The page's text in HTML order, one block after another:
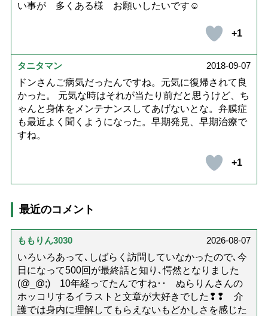
い事が 多くある様 お願いしたいです☺️
+1
タニタマン
2018-09-07
ドンさんご病気だったんですね。元気に復帰されて良
かった。 元気な時はそれが当たり前だと思うけど、ち
ゃんと身体をメンテナンスしてあげないとな。弁膜症
も最近よく聞くようになった。早期発見、早期治療で
すね。
+1
最近のコメント
ももりん3030
2026-08-07
いろいろあって､しばらく訪問していなかったので､今
日になって500回が最終話と知り､愕然となりました
(@_@;) 10年経ってたんですね･･ ぬらりんさんの
ホッコリするイラストと文章が大好きでした❢❢ 介
護では身内に理解してもらえないもどかしさを感じた